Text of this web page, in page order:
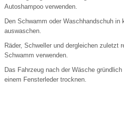
Autoshampoo verwenden.
Den Schwamm oder Waschhandschuh in
auswaschen.
Räder, Schweller und dergleichen zuletzt
Schwamm verwenden.
Das Fahrzeug nach der Wäsche
einem Fensterleder trocknen.